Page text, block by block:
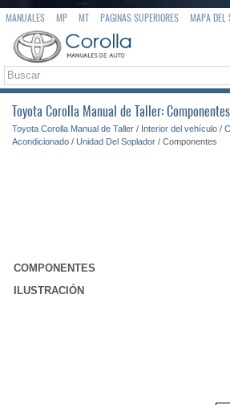
MANUALES MP MT PAGINAS SUPERIORES MAPA DEL
Toyota Corolla Manual de Taller: Componentes
Toyota Corolla Manual de Taller / Interior del vehículo /
Acondicionado / Unidad Del Soplador / Componentes
COMPONENTES
ILUSTRACIÓN